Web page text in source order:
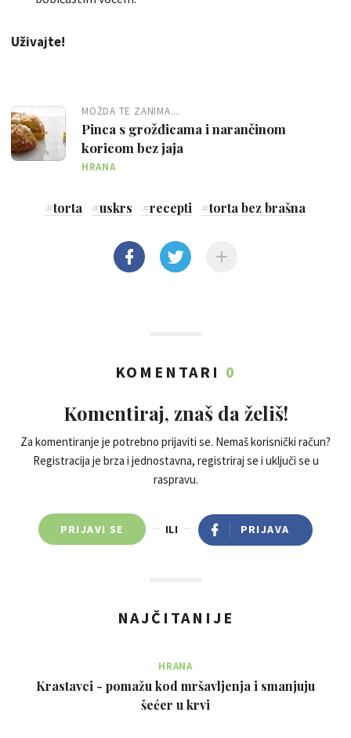
Uživajte!
MOŽDA TE ZANIMA...
Pinca s grožđicama i narančinom
koricom bez jaja
HRANA
#torta #uskrs #recepti #torta bez brašna
KOMENTARI 0
Komentiraj, znaš da želiš!
Za komentiranje je potrebno prijaviti se. Nemaš korisnički račun?
Registracija je brza i jednostavna, registriraj se i uključi se u
raspravu.
PRIJAVI SE ILI PRIJAVA
NAJČITANIJE
HRANA
Krastavci - pomažu kod mršavljenja i smanjuju
šećer u krvi